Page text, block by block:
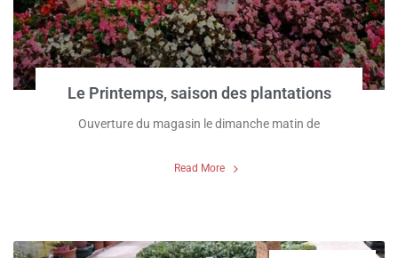
Le Printemps, saison des plantations
Ouverture du magasin le dimanche matin de
Read More